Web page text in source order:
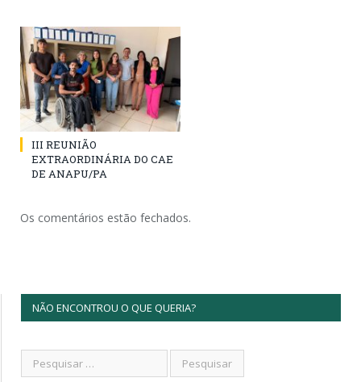
III REUNIÃO
EXTRAORDINÁRIA DO CAE
DE ANAPU/PA
Os comentários estão fechados.
NÃO ENCONTROU O QUE QUERIA?